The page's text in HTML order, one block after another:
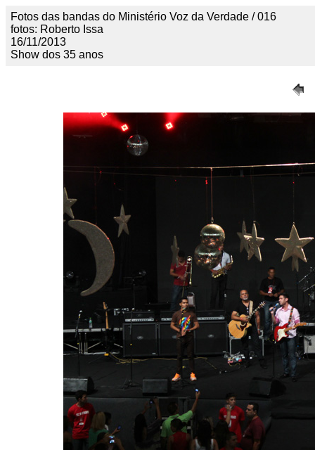
Fotos das bandas do Ministério Voz da Verdade / 016
fotos: Roberto Issa
16/11/2013
Show dos 35 anos